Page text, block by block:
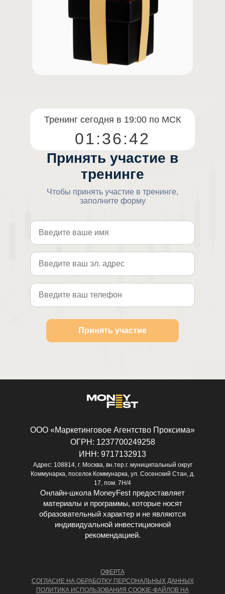
Тренинг сегодня в 19:00 по МСК
01:36:42
Принять участие в
тренинге
Чтобы принять участие в тренинге,
заполните форму
Принять участие
ОФЕРТА
СОГЛАСИЕ НА ОБРАБОТКУ ПЕРСОНАЛЬНЫХ ДАННЫХ
ПОЛИТИКА ИСПОЛЬЗОВАНИЯ COOKIE-ФАЙЛОВ НА
ООО «Маркетинговое Агентство Проксима»
ОГРН: 1237700249258
ИНН: 9717132913
Адрес: 108814, г. Москва, вн.тер.г. муниципальный округ
Коммунарка, поселок Коммунарка, ул. Сосенский Стан, д.
17, пом. 7Н/4
Онлайн-школа MoneyFest предоставляет
материалы и программы, которые носят
образовательный характер и не являются
индивидуальной инвестиционной
рекомендацией.